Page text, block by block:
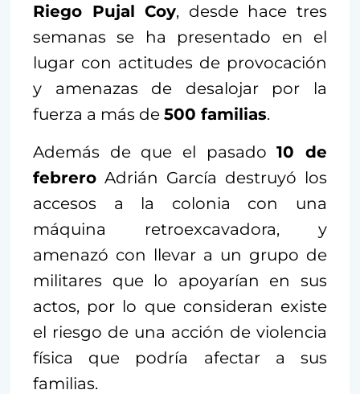
Riego Pujal Coy, desde hace tres
semanas se ha presentado en el
lugar con actitudes de provocación
y amenazas de desalojar por la
fuerza a más de 500 familias.
Además de que el pasado10 de
febrero Adrián García destruyó los
accesos a la colonia con una
máquina retroexcavadora, y
amenazó con llevar a un grupo de
militares que lo apoyarían en sus
actos, por lo que consideran existe
el riesgo de una acción de violencia
física que podría afectar a sus
familias.